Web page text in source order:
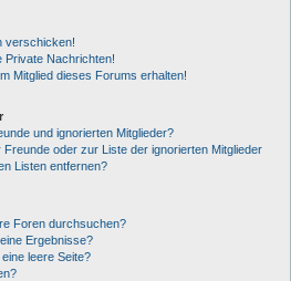
verschicken!
Private Nachrichten!
Mitglied dieses Forums erhalten!
und ignorierten Mitglieder?
oder zur Liste der ignorierten Mitglieder
Listen entfernen?
Foren durchsuchen?
Ergebnisse?
leere Seite?